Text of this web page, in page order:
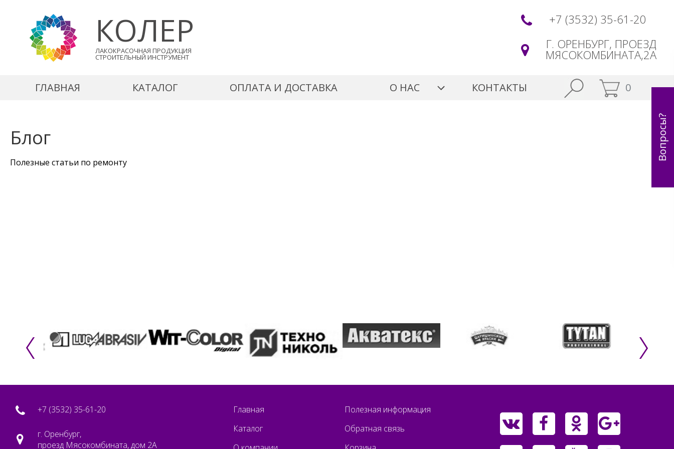
КОЛЕР
ЛАКОКРАСОЧНАЯ ПРОДУКЦИЯ
СТРОИТЕЛЬНЫЙ ИНСТРУМЕНТ
+7 (3532) 35-61-20
Г. ОРЕНБУРГ, ПРОЕЗД
МЯСОКОМБИНАТА,2А
ГЛАВНАЯ КАТАЛОГ ОПЛАТА И ДОСТАВКА О НАС КОНТАКТЫ 0
Блог
Полезные статьи по ремонту
+7 (3532) 35-61-20
г. Оренбург,
проезд Мясокомбината, дом 2А
Главная
Каталог
Полезная информация
Обратная связь
Вопросы?